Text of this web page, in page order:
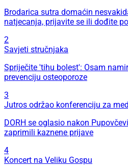
Brodarica sutra domaćin
natjecanja, prijavite se ili dođite
2
Savjeti stručnjaka
Spriječite 'tihu bolest': Osam
prevenciju osteoporoze
3
Jutros održao konferenciju za
DORH se oglasio nakon
zaprimili kaznene prijave
4
Koncert na Veliku Gospu